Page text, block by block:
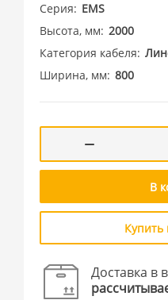
Серия
EMS
Высота, мм 2000
Категория кабеля
Ширина, мм 800
В
Купить
Доставка в